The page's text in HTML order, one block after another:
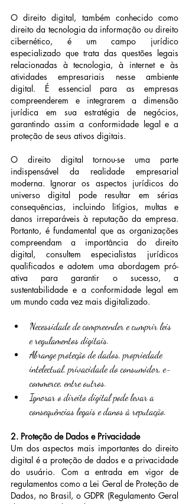
O direito digital, também conhecido como
direito da tecnologia da informação ou direito
cibernético, é um campo jurídico
especializado que trata das questões legais
relacionadas à tecnologia, à internet e às
atividades empresariais nesse ambiente
digital. É essencial para as empresas
compreenderem e integrarem a dimensão
jurídica em sua estratégia de negócios,
garantindo assim a conformidade legal e a
proteção de seus ativos digitais.
O direito digital tornou-se uma parte
indispensável da realidade empresarial
moderna. Ignorar os aspectos jurídicos do
universo digital pode resultar em sérias
consequências, incluindo litígios, multas e
danos irreparáveis à reputação da empresa.
Portanto, é fundamental que as organizações
compreendam a importância do direito
digital, consultem especialistas jurídicos
qualificados e adotem uma abordagem pró-
ativa para garantir o sucesso, a
sustentabilidade e a conformidade legal em
um mundo cada vez mais digitalizado.
Necessidade de compreender e cumprir leis
e regulamentos digitais.
Abrange proteção de dados, propriedade
intelectual, privacidade do consumidor, e-
commerce, entre outros.
Ignorar o direito digital pode levar a
consequências legais e danos à reputação.
2. Proteção de Dados e Privacidade
Um dos aspectos mais importantes do direito
digital é a proteção de dados e a privacidade
do usuário. Com a entrada em vigor de
regulamentos como a Lei Geral de Proteção de
Dados, no Brasil, o GDPR (Regulamento Geral